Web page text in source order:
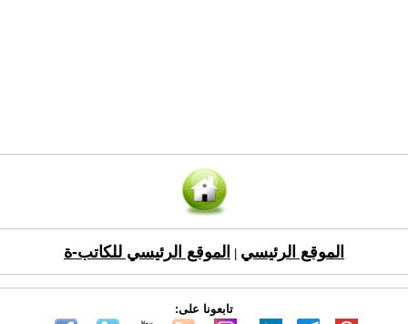
الموقع الرئيسي الموقع الرئيسي للكاتب-ة
تابعونا على: